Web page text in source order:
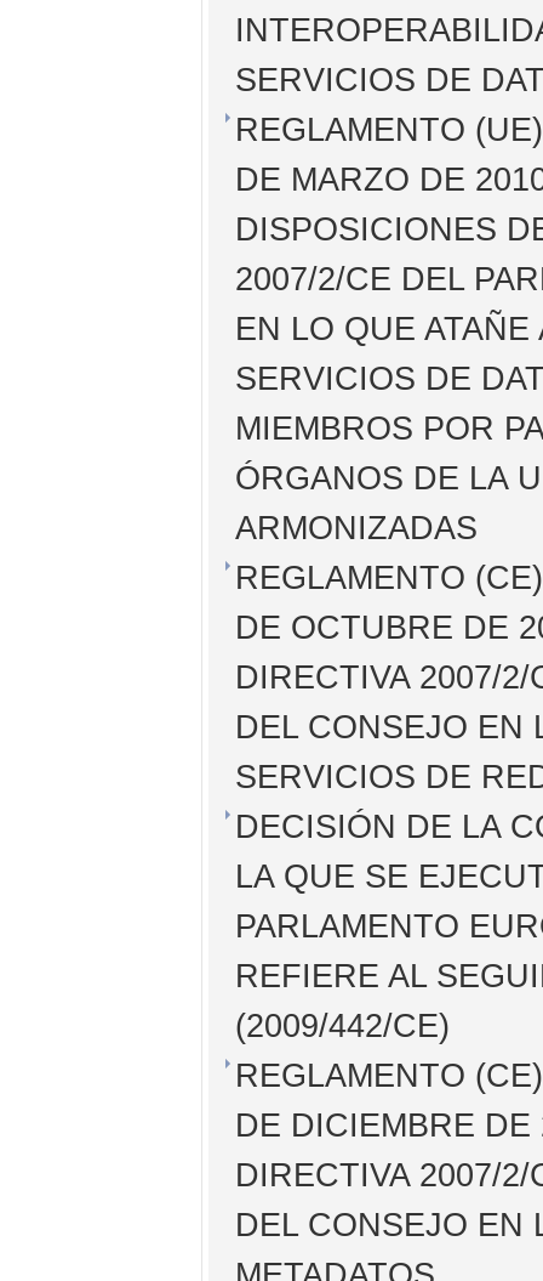
SERVICIOS DE
REGLAMENTO
DE MARZO DE
DISPOSICIONES
2007/2/CE DEL
EN LO QUE
SERVICIOS DE
MIEMBROS POR
ÓRGANOS DE LA
ARMONIZADAS
REGLAMENTO
DE OCTUBRE DE
DIRECTIVA 2007/
DEL CONSEJO EN
SERVICIOS DE
DECISIÓN DE LA
LA QUE SE
PARLAMENTO
REFIERE AL
(2009/442/CE)
REGLAMENTO
DE DICIEMBRE
DIRECTIVA 2007/
DEL CONSEJO EN